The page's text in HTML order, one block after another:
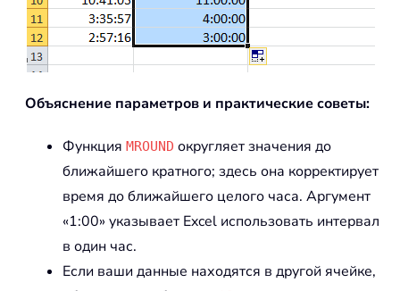
Объяснение параметров и практические советы:
Функция MROUND округляет значения до
ближайшего кратного; здесь она корректирует
время до ближайшего целого часа. Аргумент
«1:00» указывает Excel использовать интервал
в один час.
Если ваши данные находятся в другой ячейке,